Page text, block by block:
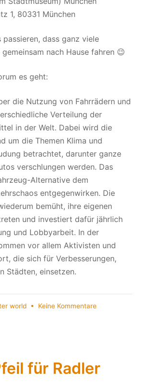
1, 80331 München
passieren, dass ganz viele
nach Hause fahren 😉
es geht:
die Nutzung von Fahrrädern und
Verteilung der
in der Welt. Dabei wird die
um die Themen Klima und
betrachtet, darunter ganze
verschlungen werden. Das
Alternative dem
entgegenwirken. Die
bemüht, ihre eigenen
und investiert dafür jährlich
und Lobbyarbeit. In der
vor allem Aktivisten und
die sich für Verbesserungen,
Städten, einsetzen.
world • Keine Kommentarezu
Cars
für Radler